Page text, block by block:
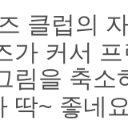
클럽의
가 커서
림을 축소
딱~ 좋네